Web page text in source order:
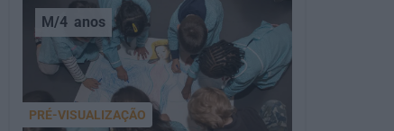
M/4 anos
PRÉ-VISUALIZAÇÃO